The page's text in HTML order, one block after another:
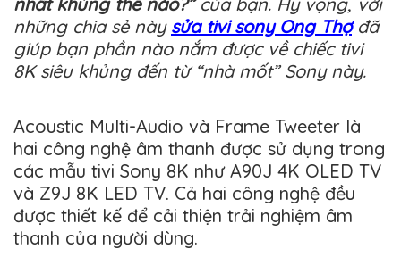
những chia sẻ này sửa tivi sony Ong Thợđã
giúp bạn phần nào nắm được về chiếc tivi
8K siêu khủng đến từ “nhà mốt” Sony này.
Acoustic Multi-Audio và Frame Tweeter là
hai công nghệ âm thanh được sử dụng trong
các mẫu tivi Sony 8K như A90J 4K OLED TV
và Z9J 8K LED TV. Cả hai công nghệ đều
được thiết kế để cải thiện trải nghiệm âm
thanh của người dùng.